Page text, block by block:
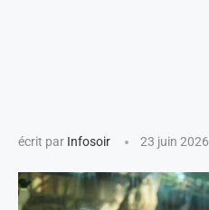
écrit par Infosoir 23 juin 2026